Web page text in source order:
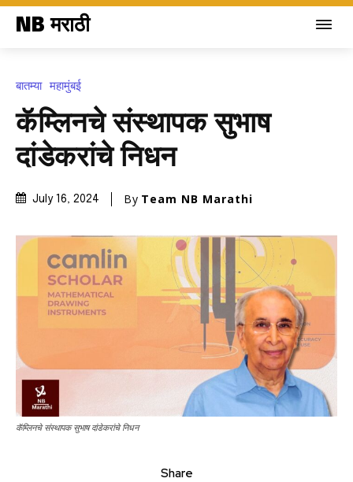
NB मराठी
बातम्या महामुंबई
कॅम्लिनचे संस्थापक सुभाष
दांडेकरांचे निधन
July 16, 2024 By Team NB Marathi
कॅम्लिनचे संस्थापक सुभाष दांडेकरांचे निधन
Share